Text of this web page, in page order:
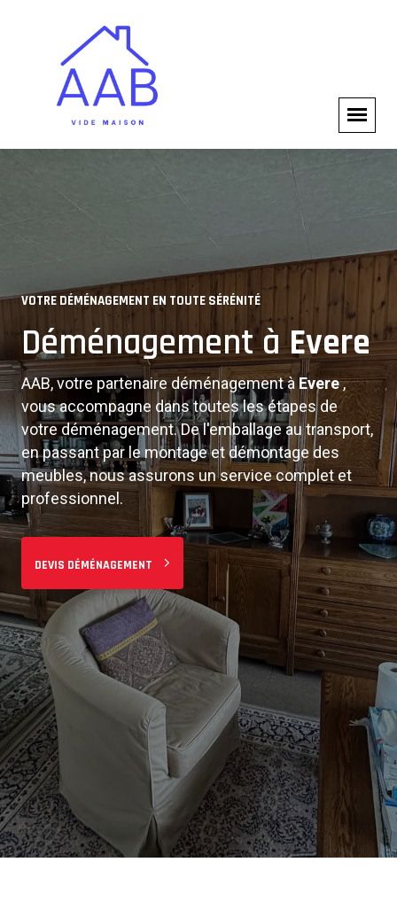
VOTRE DÉMÉNAGEMENT EN TOUTE SÉRÉNITÉ
Déménagement àEvere
AAB, votre partenaire déménagement àEvere,
vous accompagne dans toutes les étapes de
votre déménagement. De l'emballage au transport,
en passant par le montage et démontage des
meubles, nous assurons un service complet et
professionnel.
DEVIS DÉMÉNAGEMENT
SERVICES DE DÉMÉNAGEMENT
Solutions Complètes de
Déménagement
Du studio à la maison familiale, nous adaptons nos
services à vos besoins. Équipe professionnelle,
matériel adapté et véhicules modernes pour un
déménagement sans stress àEvereet ses
environs.